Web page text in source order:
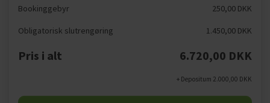
Bookinggebyr 250,00 DKK
Obligatorisk slutrengøring 1.450,00 DKK
Pris i alt 6.720,00 DKK
+ Depositum 2.000,00 DKK